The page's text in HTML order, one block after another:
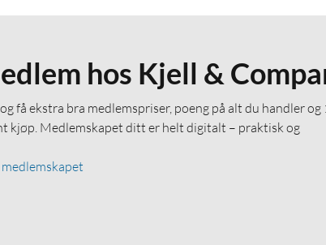
hos Kjell &
få ekstra bra medlemspriser, poeng på alt du handler og
kjøp. Medlemskapet ditt er helt digitalt – praktisk og